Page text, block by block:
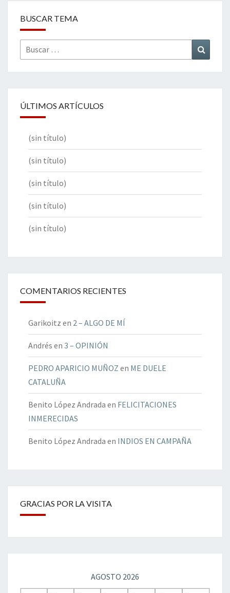
BUSCAR TEMA
Buscar
por:
ÚLTIMOS ARTÍCULOS
(sin título)
(sin título)
(sin título)
(sin título)
(sin título)
COMENTARIOS RECIENTES
Garikoitz en 2 – ALGO DE MÍ
Andrés en 3 – OPINIÓN
PEDRO APARICIO MUÑOZ en ME DUELE
CATALUÑA
Benito López Andrada en FELICITACIONES
INMERECIDAS
Benito López Andrada en INDIOS EN CAMPAÑA
GRACIAS POR LA VISITA
AGOSTO 2026